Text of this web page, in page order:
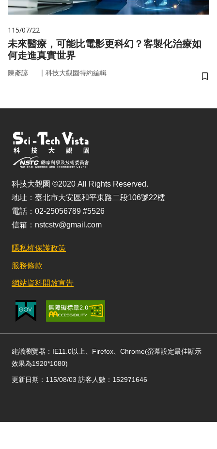
115/07/22
未來醫療，可能比電影更科幻？客製化治療如
何走進真實世界
陳彥諺 ｜ 科技大觀園特約編輯
儲
科技大觀園 ©2020 All Rights Reserved.
地址：臺北市大安區和平東路二段106號22樓
電話：02-25056789 #5526
信箱：nstcstv@gmail.com
隱私權保護政策
服務條款
網站資料開放宣告
建議瀏覽器：IE11.0以上、Firefox、Chrome(螢幕設定最佳顯示
效果為1920*1080)
更新日期：115/08/03 訪客人數：152971646